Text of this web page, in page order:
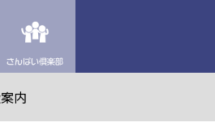
内